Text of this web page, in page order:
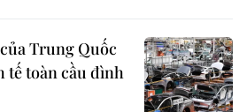
Trung Quốc
tế toàn cầu đình